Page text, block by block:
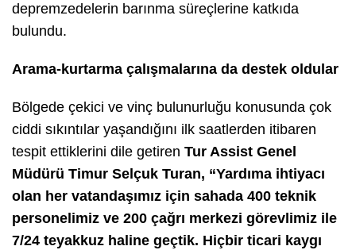
depremzedelerin barınma süreçlerine katkıda
bulundu.
Arama-kurtarma çalışmalarına da destek oldular
Bölgede çekici ve vinç bulunurluğu konusunda çok
ciddi sıkıntılar yaşandığını ilk saatlerden itibaren
tespit ettiklerini dile getiren Tur Assist Genel
Müdürü Timur Selçuk Turan, “Yardıma ihtiyacı
olan her vatandaşımız için sahada 400 teknik
personelimiz ve 200 çağrı merkezi görevlimiz ile
7/24 teyakkuz haline geçtik. Hiçbir ticari kaygı